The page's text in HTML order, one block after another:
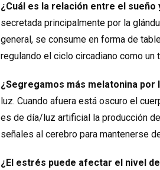
¿Cuál es la relación entre el sueño
secretada principalmente por la
general, se consume en forma de
regulando el ciclo circadiano como un
¿Segregamos más melatonina por
luz. Cuando afuera está oscuro el
es de día/luz artificial la producción
señales al cerebro para mantenerse
¿El estrés puede afectar el nivel